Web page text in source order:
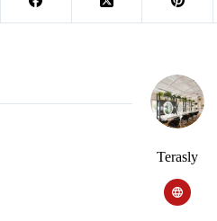
Terasly